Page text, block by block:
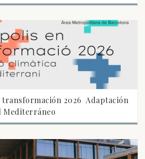
2026  Adaptación
Mediterráneo